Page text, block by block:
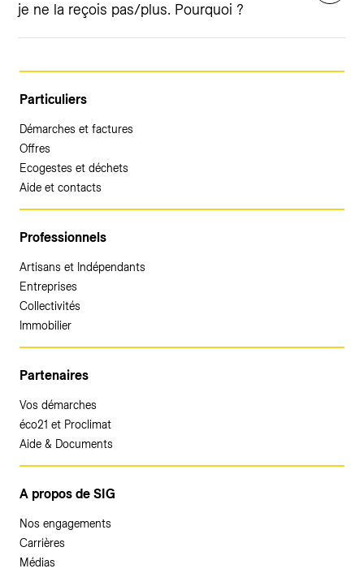
je ne la reçois pas/plus. Pourquoi ?
Particuliers
Démarches et factures
Offres
Ecogestes et déchets
Aide et contacts
Professionnels
Artisans et Indépendants
Entreprises
Collectivités
Immobilier
Partenaires
Vos démarches
éco21 et Proclimat
Aide & Documents
A propos de SIG
Nos engagements
Carrières
Médias